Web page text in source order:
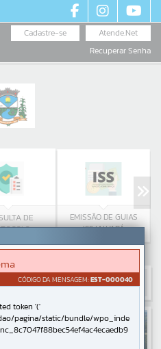
Atende.Net
Cadastre-se
Recuperar Senha
DE
EMISSÃO DE GUIAS
ISS/ALVARÁ
CÓDIGO DA MENSAGEM:EST-000040
token '('
pagina/static/bundle/wpo_inde